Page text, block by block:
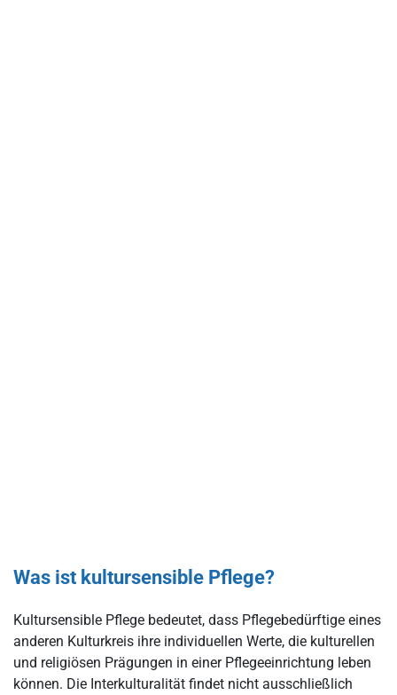
Was ist kultursensible Pflege?
Kultursensible Pflege bedeutet, dass Pflegebedürftige eines
anderen Kulturkreis ihre individuellen Werte, die kulturellen
und religiösen Prägungen in einer Pflegeeinrichtung leben
können. Die Interkulturalität findet nicht ausschließlich